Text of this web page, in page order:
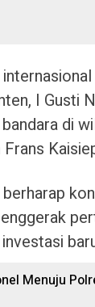
I Gusti
di
Menuju